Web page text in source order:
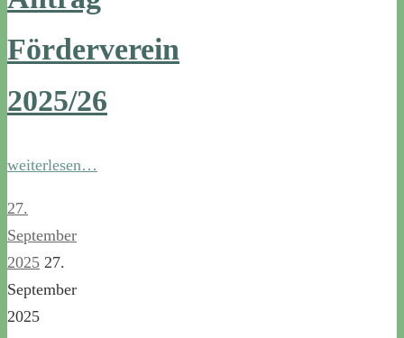
Förderverein
2025/26
weiterlesen…
27.
September
2025 27.
September
2025